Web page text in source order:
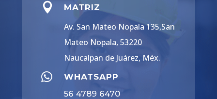
 MATRIZ
Av. San Mateo Nopala 135,San
Mateo Nopala, 53220
Naucalpan de Juárez, Méx.

WHATSAPP
56 4789 6470